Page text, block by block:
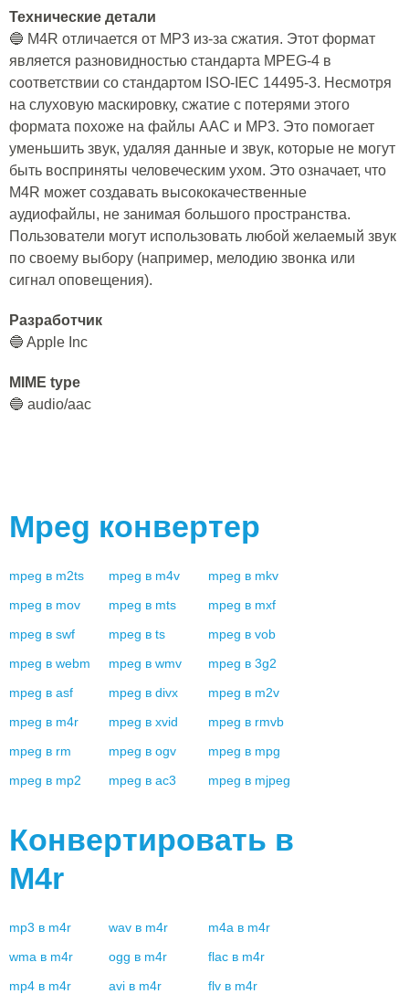
Технические детали
🔵 M4R отличается от MP3 из-за сжатия. Этот формат
является разновидностью стандарта MPEG-4 в
соответствии со стандартом ISO-IEC 14495-3. Несмотря
на слуховую маскировку, сжатие с потерями этого
формата похоже на файлы AAC и MP3. Это помогает
уменьшить звук, удаляя данные и звук, которые не могут
быть восприняты человеческим ухом. Это означает, что
M4R может создавать высококачественные
аудиофайлы, не занимая большого пространства.
Пользователи могут использовать любой желаемый звук
по своему выбору (например, мелодию звонка или
сигнал оповещения).
Разработчик
🔵 Apple Inc
MIME type
🔵 audio/aac
Mpeg конвертер
mpeg в m2ts mpeg в m4v mpeg в mkv
mpeg в mov mpeg в mts mpeg в mxf
mpeg в swf mpeg в ts mpeg в vob
mpeg в webm mpeg в wmv mpeg в 3g2
mpeg в asf mpeg в divx mpeg в m2v
mpeg в m4r mpeg в xvid mpeg в rmvb
mpeg в rm mpeg в ogv mpeg в mpg
mpeg в mp2 mpeg в ac3 mpeg в mjpeg
Конвертировать в
M4r
mp3 в m4r wav в m4r m4a в m4r
wma в m4r ogg в m4r flac в m4r
mp4 в m4r avi в m4r flv в m4r